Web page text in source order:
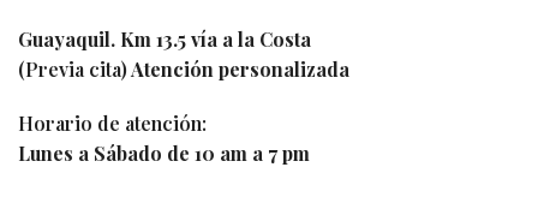
Guayaquil. Km 13.5 vía a la Costa
(Previa cita)Atención personalizada
Horario de atención:
Lunes a Sábado de 10 am a 7 pm